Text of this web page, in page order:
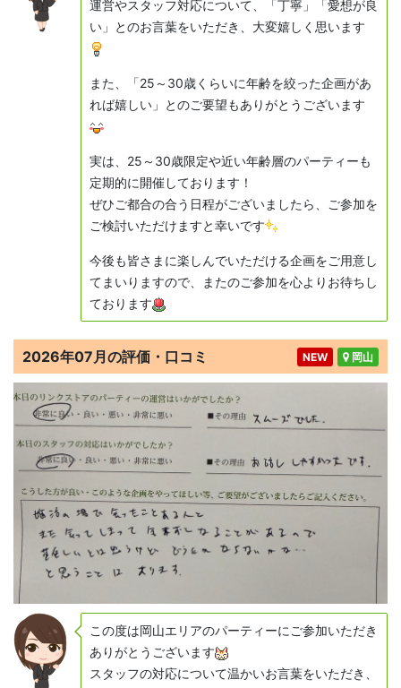
運営やスタッフ対応について、「丁寧」「愛想が良
い」とのお言葉をいただき、大変嬉しく思います
また、「25～30歳くらいに年齢を絞った企画があ
れば嬉しい」とのご要望もありがとうございます
実は、25～30歳限定や近い年齢層のパーティーも
定期的に開催しております！
ぜひご都合の合う日程がございましたら、ご参加を
ご検討いただけますと幸いです
今後も皆さまに楽しんでいただける企画をご用意し
てまいりますので、またのご参加を心よりお待ちし
ております
岡山
NEW
2026年07月の評価・口コミ
この度は岡山エリアのパーティーにご参加いただき
ありがとうございます
スタッフの対応について温かいお言葉をいただき、